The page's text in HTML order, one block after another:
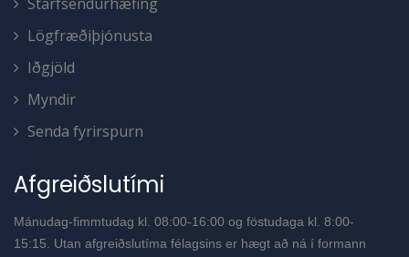
Lögfræðiþjónusta
Iðgjöld
Myndir
Senda fyrirspurn
Afgreiðslutími
Mánudag-fimmtudag kl. 08:00-16:00 og föstudaga kl. 8:00-
15:15. Utan afgreiðslutíma félagsins er hægt að ná í formann